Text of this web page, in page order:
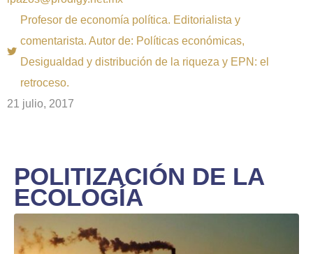
Profesor de economía política. Editorialista y
comentarista. Autor de: Políticas económicas,
Desigualdad y distribución de la riqueza y EPN: el
retroceso.
21 julio, 2017
POLITIZACIÓN DE LA
ECOLOGÍA